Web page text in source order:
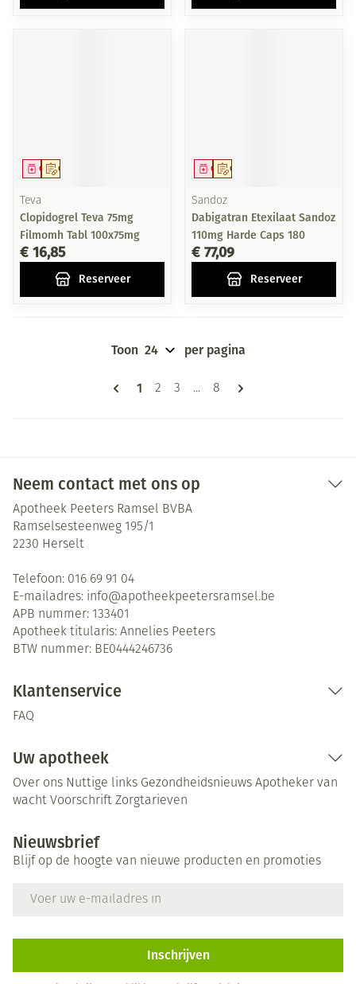
Op voorschrift
Geneesmiddel
Teva
Clopidogrel Teva 75mg
Filmomh Tabl 100x75mg
€ 16,85
Reserveer
Op voorschrift
Geneesmiddel
Sandoz
Dabigatran Etexilaat Sandoz
110mg Harde Caps 180
€ 77,09
Reserveer
Pagina's
U lees momenteel pagina
1 Pagina
2 Pagina
3 ... Pagina
8
Toon per pagina
Neem contact met ons op
Apotheek Peeters Ramsel BVBA
Ramselsesteenweg 195/1
2230 Herselt
Telefoon: 016 69 91 04
E-mailadres: info@apotheekpeetersramsel.be
APB nummer: 133401
Apotheek titularis: Annelies Peeters
BTW nummer: BE0444246736
Klantenservice
FAQ
Uw apotheek
Over ons Nuttige links Gezondheidsnieuws Apotheker van
wacht Voorschrift Zorgtarieven
Nieuwsbrief
Blijf op de hoogte van nieuwe producten en promoties
Inschrijven